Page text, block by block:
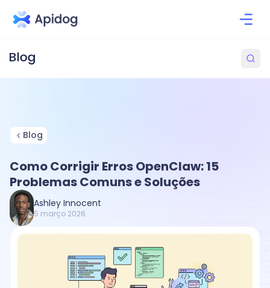
Blog
Como Corrigir Erros OpenClaw: 15
Problemas Comuns e Soluções
Ashley Innocent
5 março 2026